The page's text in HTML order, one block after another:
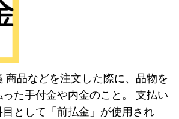
商品などを注文した際に、品物を
た手付金や内金のこと。 支払い
として「前払金」が使用され